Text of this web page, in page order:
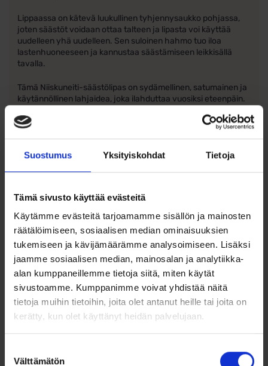
Suostumus Yksityiskohdat Tietoja
Tämä sivusto käyttää evästeitä
Käytämme evästeitä tarjoamamme sisällön ja mainosten
räätälöimiseen, sosiaalisen median ominaisuuksien
tukemiseen ja kävijämäärämme analysoimiseen. Lisäksi
jaamme sosiaalisen median, mainosalan ja analytiikka-
alan kumppaneillemme tietoja siitä, miten käytät
sivustoamme. Kumppanimme voivat yhdistää näitä
tietoja muihin tietoihin, joita olet antanut heille tai joita on
kerätty, kun olet käyttänyt heidän palvelujaan.
valinta
Välttämätön
Lippaassa on kätevä luukullinen tyhjennysaukko pohjassa,
joten säästöt voidaan ottaa talteen ja lipasta voi käyttää
uudelleen yhä uudelleen. Sen suloinen hahmo tuo iloa
lastenhuoneeseen ja kannustaa säästämiseen leikkisällä
tavalla.
Tämä Niiskuneiti-säästölipas on sydämellinen, satumainen ja
käytännöllinen lahjaidea, joka ilahduttaa vuosiksi eteenpäin.
Ominaisuudet
Materiaali: Laadukas metallirakenne
Korkeus: 18 cm
Tyhjennys: Luukullinen aukko pohjassa
Kaiverrus: Ei kaiverrusmahdollisuutta
Koristeellinen Muumi-hahmo
Sopii kastelahjaksi, kummilahjaksi ja
syntymäpäivälahjaksi